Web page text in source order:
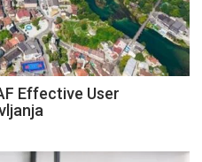
Effective User